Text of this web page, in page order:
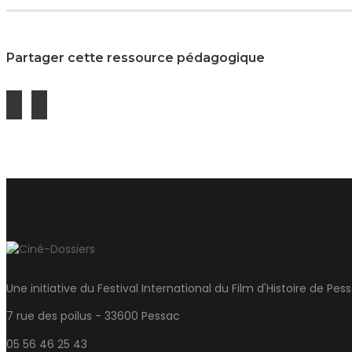
Partager cette ressource pédagogique
Une initiative du Festival International du Film d'Histoire de
7 rue des poilus - 33600 Pessac
05 56 46 25 43